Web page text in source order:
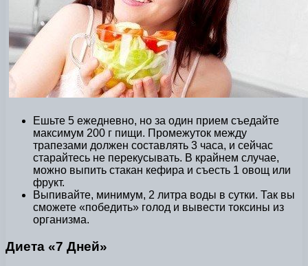
Ешьте 5 ежедневно, но за один прием съедайте
максимум 200 г пищи. Промежуток между
трапезами должен составлять 3 часа, и сейчас
старайтесь не перекусывать. В крайнем случае,
можно выпить стакан кефира и съесть 1 овощ или
фрукт.
Выпивайте, минимум, 2 литра воды в сутки. Так вы
сможете «победить» голод и вывести токсины из
организма.
Диета «7 Дней»